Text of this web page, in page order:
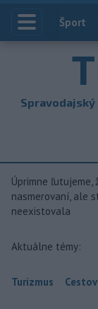
Index
Šport
Úprimne
nasmerovaní, ale
neexistovala
Aktuálne témy:
Turizmus